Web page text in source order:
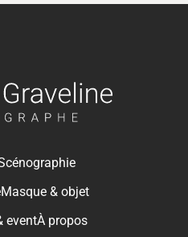
Masque & objet
eventÀ propos